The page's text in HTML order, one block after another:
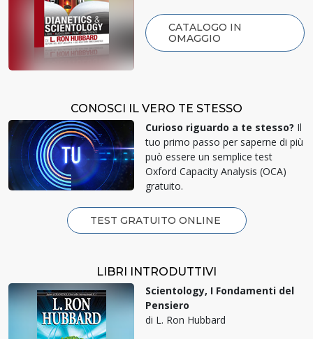
CATALOGO IN
OMAGGIO
CONOSCI IL VERO TE STESSO
Curioso riguardo a te stesso? Il
tuo primo passo per saperne di più
può essere un semplice test
Oxford Capacity Analysis (OCA)
gratuito.
TEST GRATUITO ONLINE
LIBRI INTRODUTTIVI
Scientology, I Fondamenti del
Pensiero
di L. Ron Hubbard